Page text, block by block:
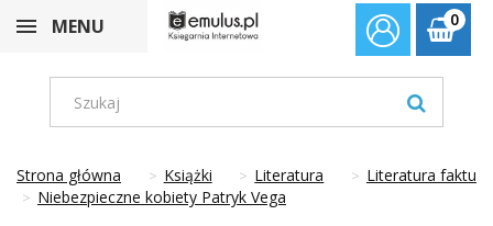
0
MENU
Strona główna Książki Literatura
Literatura faktu
Niebezpieczne kobiety Patryk Vega